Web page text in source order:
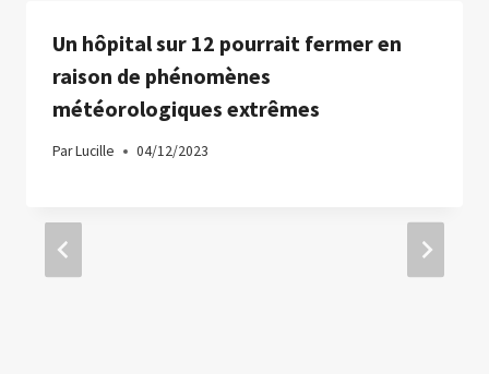
Un hôpital sur 12 pourrait fermer en
raison de phénomènes
météorologiques extrêmes
ParLucille 04/12/2023